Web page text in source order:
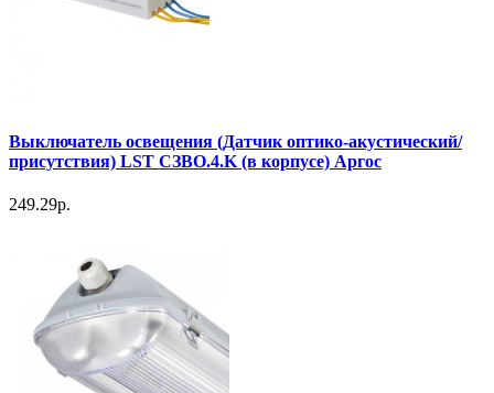
Выключатель освещения (Датчик оптико-акустический/
присутствия) LST СЗВО.4.K (в корпусе) Аргос
249.29р.